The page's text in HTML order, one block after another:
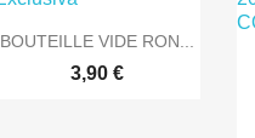
 Aperçu rapide
BOUTEILLE VIDE RON...
3,90 €